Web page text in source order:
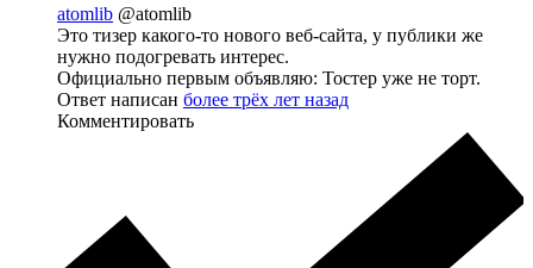
atomlib @atomlib
Это тизер какого-то нового веб-сайта, у публики же
нужно подогревать интерес.
Официально первым объявляю: Тостер уже не торт.
Ответ написан более трёх лет назад
Комментировать